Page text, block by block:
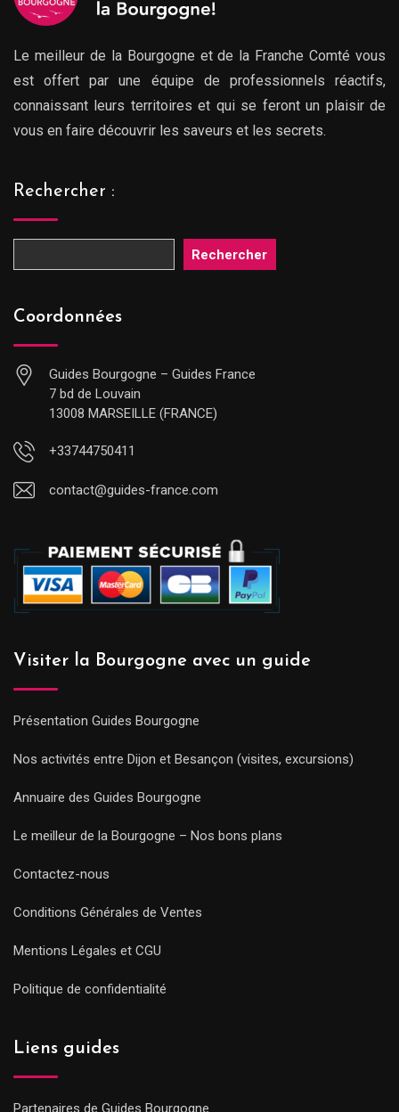
Le meilleur de la Bourgogne et de la Franche Comté vous
est offert par une équipe de professionnels réactifs,
connaissant leurs territoires et qui se feront un plaisir de
vous en faire découvrir les saveurs et les secrets.
Rechercher :
Rechercher
Coordonnées
Guides Bourgogne – Guides France
7 bd de Louvain
13008 MARSEILLE (FRANCE)
+33744750411
contact@guides-france.com
Visiter la Bourgogne avec un guide
Présentation Guides Bourgogne
Nos activités entre Dijon et Besançon (visites, excursions)
Annuaire des Guides Bourgogne
Le meilleur de la Bourgogne – Nos bons plans
Contactez-nous
Conditions Générales de Ventes
Mentions Légales et CGU
Politique de confidentialité
Liens guides
Partenaires de Guides Bourgogne